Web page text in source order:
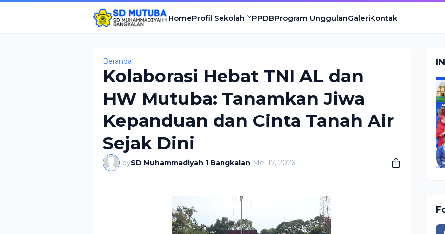
HomeProfil Sekolah PPDBProgram UnggulanGaleriKontak
Beranda
Kolaborasi Hebat TNI AL dan
HW Mutuba: Tanamkan Jiwa
Kepanduan dan Cinta Tanah Air
Sejak Dini
bySD Muhammadiyah 1 Bangkalan-Mei 17, 2026